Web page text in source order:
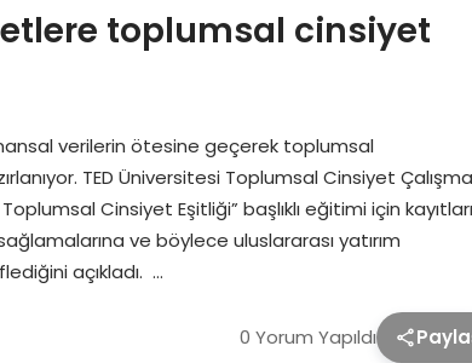
toplumsal cinsiyet
verilerin ötesine geçerek toplumsal
TED Üniversitesi Toplumsal Cinsiyet
Cinsiyet Eşitliği” başlıklı eğitimi için
ve böylece uluslararası yatırım
açıkladı. …
0 Yorum Yapıldı